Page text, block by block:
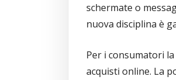
schermate o
nuova disciplina è
Per i consumatori
acquisti online. La